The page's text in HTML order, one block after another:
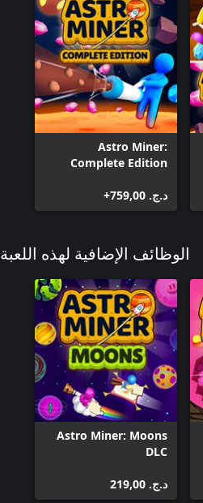
Astro Miner:
Complete Edition
د.ج.‏ 759,00+
الوظائف الإضافية لهذه اللعبة
Astro Miner: Moons
DLC
د.ج.‏ 219,00